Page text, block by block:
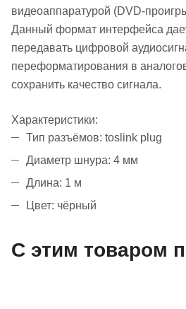
видеоаппаратурой (DVD-
Данный формат интерфейса
передавать цифровой
переформатирования в
сохранить качество сигнала.
Характеристики:
Тип разъёмов: toslink plug
Диаметр шнура: 4 мм
Длина: 1 м
Цвет: чёрный
С этим товаром